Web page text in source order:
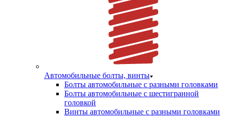
Автомобильные болты, винты
Болты автомобильные с разными головками
Болты автомобильные с шестигранной
головкой
Винты автомобильные с разными головками